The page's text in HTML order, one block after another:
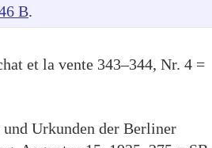
B.
et la vente 343–344, Nr. 4 =
Urkunden der Berliner